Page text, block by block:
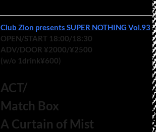
Club Zion presents SUPER NOTHING Vol.93
OPEN/START 18:00/18:30
ADV/DOOR ¥2000/¥2500
(w/o 1drink¥600)
ACT/
Match Box
A Curtain of Mist